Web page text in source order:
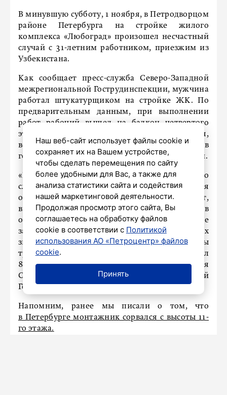
В минувшую субботу, 1 ноября, в Петродворцом
районе Петербурга на стройке жилого
комплекса «Любоград» произошел несчастный
случай с 31-летним работником, приезжим из
Узбекистана.
Как сообщает пресс-служба Северо-Западной
межрегиональной Гострудинспекции, мужчина
работал штукатурщиком на стройке ЖК. По
предварительным данным, при выполнении
работ рабочий вышел на балкон четвертого
этажа по причине плохого самочувствия,
вследствие чего упал. Его доставили в
городскую больницу №26 в тяжелом состоянии.
«Наиболее вероятной причиной несчастного
случая послужили: неудовлетворительная
организация производства работ,
выразившаяся в нахождении работника в
опасной зоне производства работ – отсутствие
защитных ограждений, предупреждающих
знаков безопасности, чем нарушены
требования п. 82 Приказа 782н, п. 13 Правил
883н», – отметила заместитель руководителя
Северо-Западной межрегиональной
Гострудинспекции Ольга Казанская.
Напомним, ранее мы писали о том, что
в Петербурге монтажник сорвался с высоты 11-
го этажа.
Наш веб-сайт использует файлы cookie и
сохраняет их на Вашем устройстве,
чтобы сделать перемещения по сайту
более удобными для Вас, а также для
анализа статистики сайта и содействия
нашей маркетинговой деятельности.
Продолжая просмотр этого сайта, Вы
соглашаетесь на обработку файлов
cookie в соответствии с Политикой
использования АО «Петроцентр» файлов
cookie.
Принять